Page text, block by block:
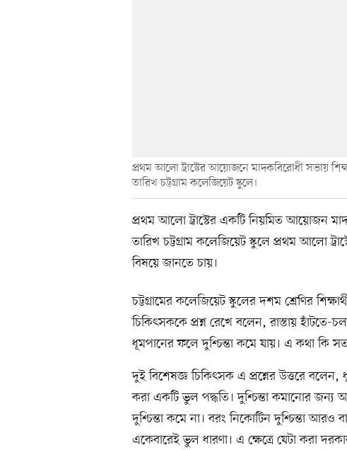
প্রথম আলো ট্রাস্টের আয়োজনে মাদকবিরোধী সভায়
তারিখ চট্টগ্রাম কলেজিয়েট স্কুলে।
প্রথম আলো ট্রাস্টের একটি নিয়মিত আয়োজন
তারিখ চট্টগ্রাম কলেজিয়েট স্কুলে প্রথম আলো
বিষয়ে জানতে চায়।
চট্টগ্রামের কলেজিয়েট স্কুলের দশম শ্রেণির
চিকিৎসককে প্রশ্ন রেখে বলেন, রাস্তায়
ধূমপানের ফলে দুশ্চিন্তা কমে যায়। এ কথা কি
দুই বিশেষজ্ঞ চিকিৎসক এ প্রশ্নের উত্তরে
করা একটি ভুল পদ্ধতি। দুশ্চিন্তা কমানোর
দুশ্চিন্তা কমে না। বরং নিকোটিন দুশ্চিন্তা আরও
একেবারেই ভুল ধারণা। এ ক্ষেত্রে যেটা করা